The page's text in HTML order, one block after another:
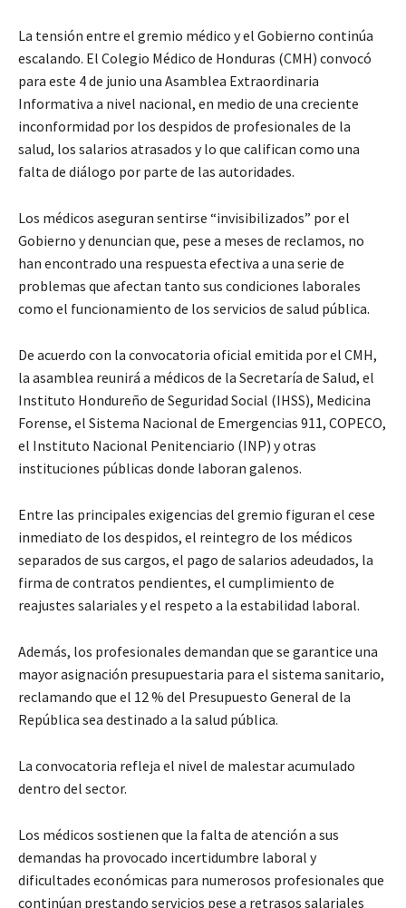
La tensión entre el gremio médico y el Gobierno continúa
escalando. El Colegio Médico de Honduras (CMH) convocó
para este 4 de junio una Asamblea Extraordinaria
Informativa a nivel nacional, en medio de una creciente
inconformidad por los despidos de profesionales de la
salud, los salarios atrasados y lo que califican como una
falta de diálogo por parte de las autoridades.
Los médicos aseguran sentirse “invisibilizados” por el
Gobierno y denuncian que, pese a meses de reclamos, no
han encontrado una respuesta efectiva a una serie de
problemas que afectan tanto sus condiciones laborales
como el funcionamiento de los servicios de salud pública.
De acuerdo con la convocatoria oficial emitida por el CMH,
la asamblea reunirá a médicos de la Secretaría de Salud, el
Instituto Hondureño de Seguridad Social (IHSS), Medicina
Forense, el Sistema Nacional de Emergencias 911, COPECO,
el Instituto Nacional Penitenciario (INP) y otras
instituciones públicas donde laboran galenos.
Entre las principales exigencias del gremio figuran el cese
inmediato de los despidos, el reintegro de los médicos
separados de sus cargos, el pago de salarios adeudados, la
firma de contratos pendientes, el cumplimiento de
reajustes salariales y el respeto a la estabilidad laboral.
Además, los profesionales demandan que se garantice una
mayor asignación presupuestaria para el sistema sanitario,
reclamando que el 12 % del Presupuesto General de la
República sea destinado a la salud pública.
La convocatoria refleja el nivel de malestar acumulado
dentro del sector.
Los médicos sostienen que la falta de atención a sus
demandas ha provocado incertidumbre laboral y
dificultades económicas para numerosos profesionales que
continúan prestando servicios pese a retrasos salariales